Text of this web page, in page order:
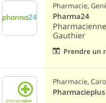
Pharmacie,
Pharma24
Gauthier
Prendre un
Pharmacie,